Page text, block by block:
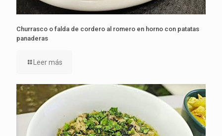
Churrasco o falda de cordero al romero en horno con patatas
panaderas
Leer más